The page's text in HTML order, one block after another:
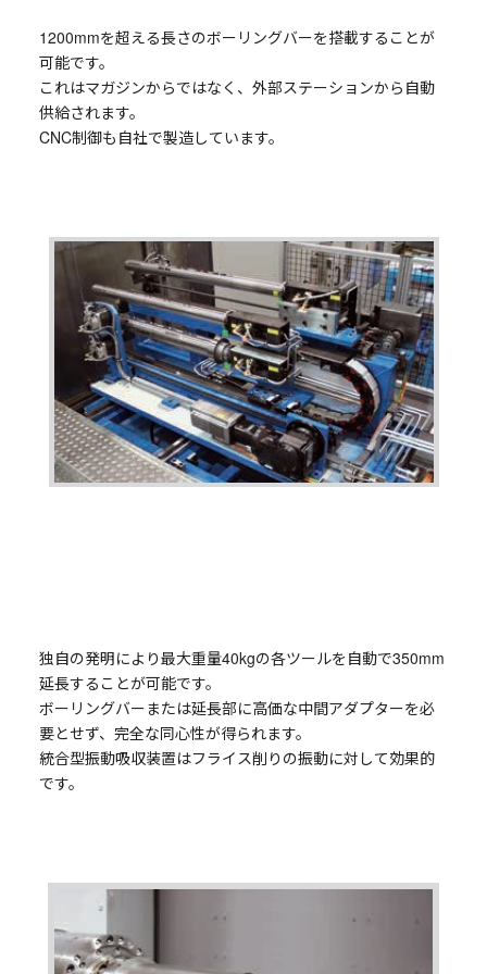
1200mmを超える長さのボーリングバーを搭載することが
可能です。
これはマガジンからではなく、外部ステーションから自動
供給されます。
CNC制御も自社で製造しています。
独自の発明により最大重量40kgの各ツールを自動で350mm
延長することが可能です。
ボーリングバーまたは延長部に高価な中間アダプターを必
要とせず、完全な同心性が得られます。
統合型振動吸収装置はフライス削りの振動に対して効果的
です。